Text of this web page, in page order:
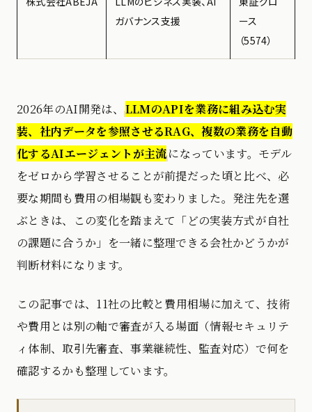
ガバナンス支援
ース
（5574）
2026年のAI開発は、 LLMのAPIを業務に組み込む実
装、社内データを参照させるRAG、複数の業務を自動
化するAIエージェントが主流になっています。モデル
をゼロから学習させることが前提だった頃と比べ、必
要な期間も費用の相場観も変わりました。発注先を選
ぶときは、この変化を踏まえて「どの実装方式が自社
の課題に合うか」を一緒に整理できる会社かどうかが
判断材料になります。
この記事では、11社の比較と費用相場に加えて、技術
や費用とは別の軸で審査が入る場面（情報セキュリテ
ィ体制、取引先審査、事業継続性、監査対応）で何を
確認するかも整理しています。